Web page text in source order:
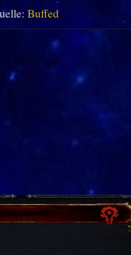
Buffed